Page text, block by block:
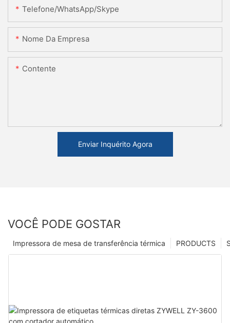
Telefone/WhatsApp/Skype
Nome Da Empresa
Contente
Enviar Inquérito Agora
VOCÊ PODE GOSTAR
PRODUCTS
Impressora de mesa de transferência térmica